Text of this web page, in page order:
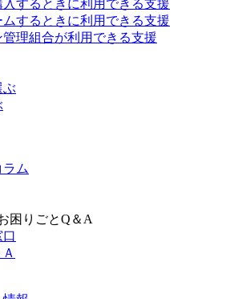
するときに利用できる支援
するときに利用できる支援
理組合が利用できる支援
ぶ
ム
困りごとQ＆A